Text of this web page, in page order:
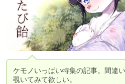
ケモノいっぱい特集の記事。間違
覗いてみて欲しい。